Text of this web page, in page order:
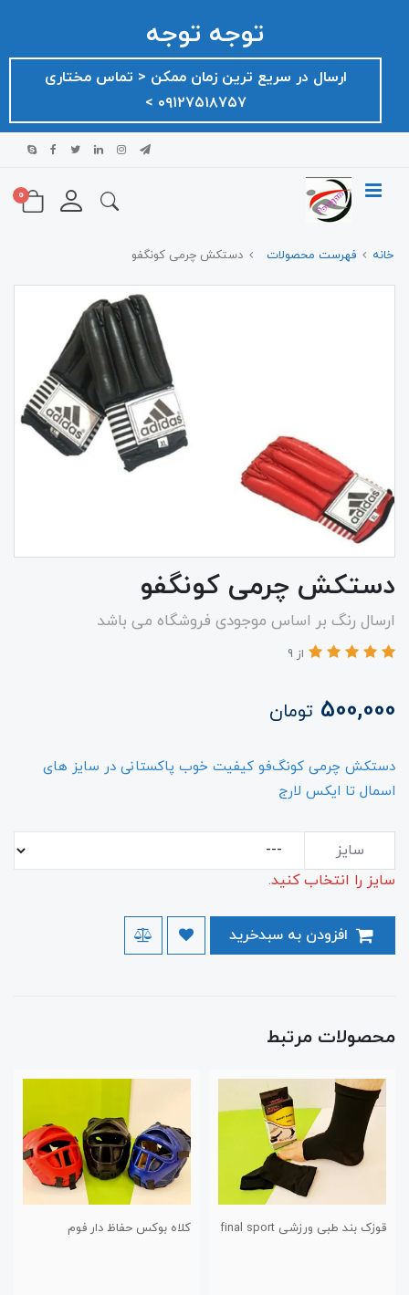
توجه توجه
ارسال در سریع ترین زمان ممکن ‌< تماس مختاری
۰۹۱۲۷۵۱۸۷۵۷ >
0
خانه فهرست محصولات دستکش چرمی کونگفو
دستکش چرمی کونگفو
ارسال رنگ بر اساس موجودی فروشگاه می باشد
از 9
500,000 تومان
دستکش چرمی کونگ‌فو کیفیت خوب پاکستانی در سایز های
اسمال تا ایکس لارج
سایز
سایز را انتخاب کنید.
محصولات مرتبط
قوزک بند طبی ورزشی final sport کلاه بوکس حفاظ دار فوم